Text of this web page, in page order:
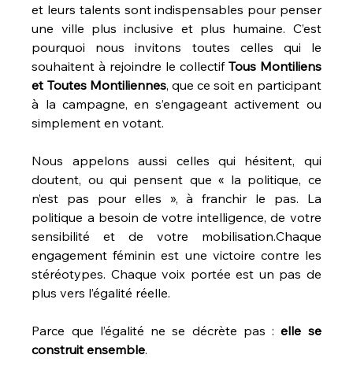
et leurs talents sont indispensables pour penser
une ville plus inclusive et plus humaine. C’est
pourquoi nous invitons toutes celles qui le
souhaitent à rejoindre le collectif Tous Montiliens
et Toutes Montiliennes, que ce soit en participant
à la campagne, en s’engageant activement ou
simplement en votant.
Nous appelons aussi celles qui hésitent, qui
doutent, ou qui pensent que « la politique, ce
n’est pas pour elles », à franchir le pas. La
politique a besoin de votre intelligence, de votre
sensibilité et de votre mobilisation.Chaque
engagement féminin est une victoire contre les
stéréotypes. Chaque voix portée est un pas de
plus vers l’égalité réelle.
Parce que l’égalité ne se décrète pas : elle se
construit ensemble.